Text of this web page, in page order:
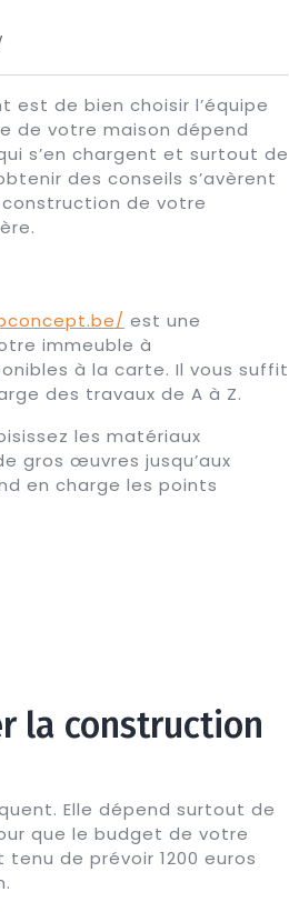
est de bien choisir l’équipe
de votre maison dépend
s’en chargent et surtout de
des conseils s’avèrent
construction de votre
est une
immeuble à
à la carte. Il vous suffit
des travaux de A à Z.
les matériaux
gros œuvres jusqu’aux
en charge les points
la construction
Elle dépend surtout de
que le budget de votre
de prévoir 1200 euros